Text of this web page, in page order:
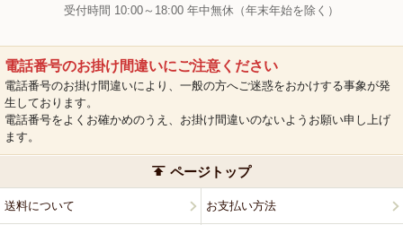
受付時間 10:00～18:00 年中無休（年末年始を除く）
電話番号のお掛け間違いにご注意ください
電話番号のお掛け間違いにより、一般の方へご迷惑をおかけする事象が発
生しております。
電話番号をよくお確かめのうえ、お掛け間違いのないようお願い申し上げ
ます。
ページトップ
送料について お支払い方法